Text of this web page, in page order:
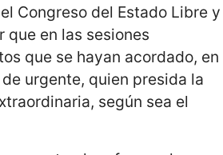
Congreso del Estado Libre y
que en las sesiones
que se hayan acordado, en
urgente, quien presida la
según sea el